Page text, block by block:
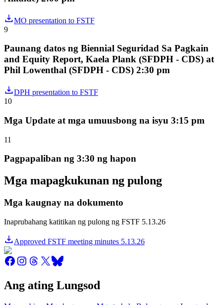
MO presentation to FSTF
9
Paunang datos ng Biennial Seguridad Sa Pagkain
and Equity Report, Kaela Plank (SFDPH - CDS) at
Phil Lowenthal (SFDPH - CDS) 2:30 pm
DPH presentation to FSTF
10
Mga Update at mga umuusbong na isyu 3:15 pm
11
Pagpapaliban ng 3:30 ng hapon
Mga mapagkukunan ng pulong
Mga kaugnay na dokumento
Inaprubahang katitikan ng pulong ng FSTF 5.13.26
Approved FSTF meeting minutes 5.13.26
Ang ating Lungsod